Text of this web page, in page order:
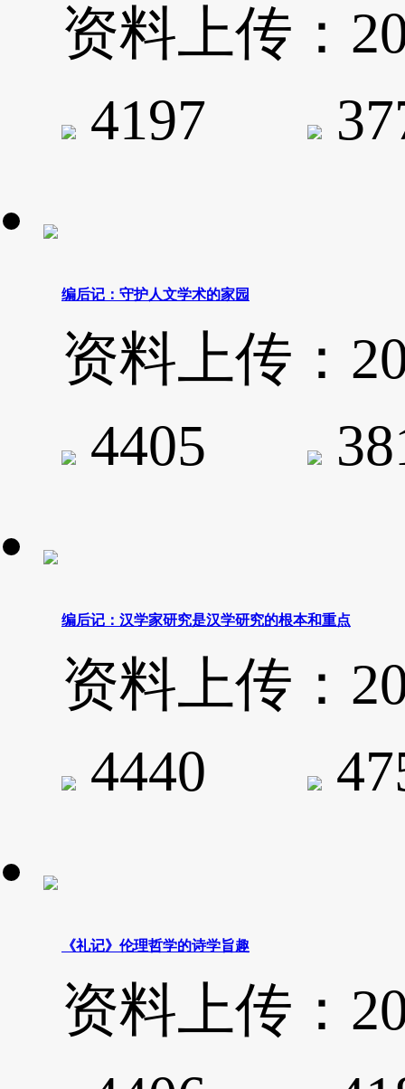
资料上传：
4197
编后记：守护人文学术的家园
资料上传：
4405
编后记：汉学家研究是汉学研究的根本和重点
资料上传：
4440
《礼记》伦理哲学的诗学旨趣
资料上传：